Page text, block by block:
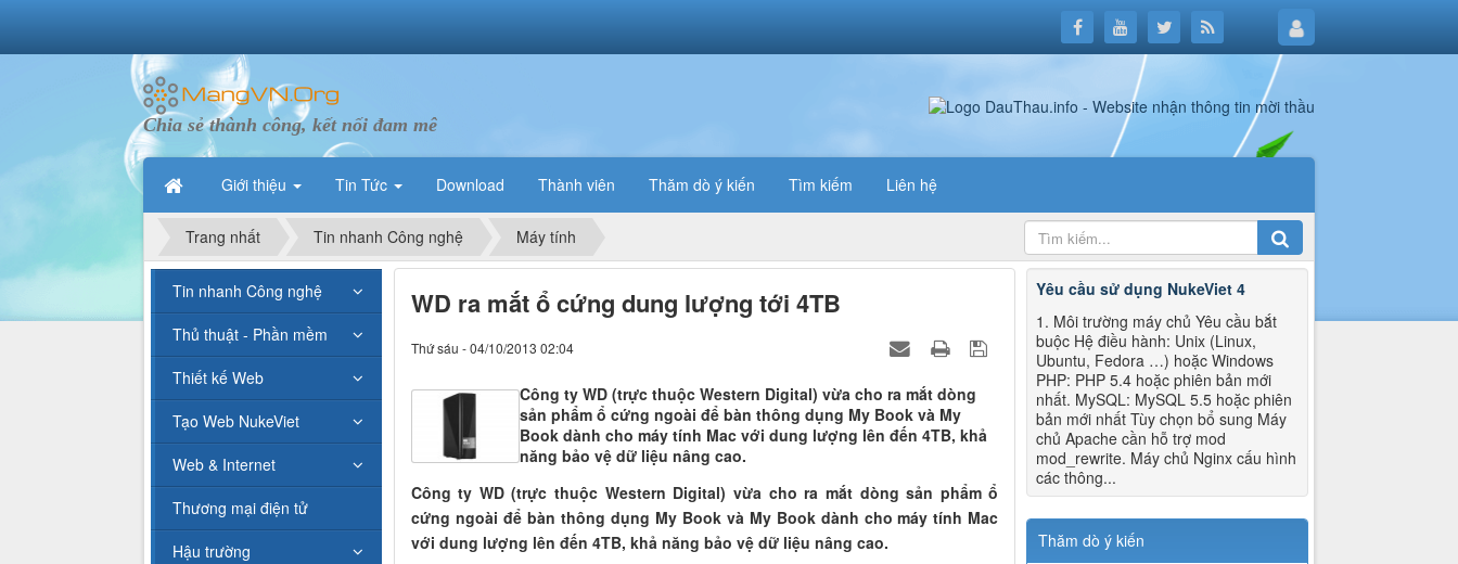
Chia sẻ thành công, kết nối đam mê
Giới thiệu Tin Tức Download Thành viên Thăm dò ý kiến Tìm kiếm Liên hệ
Trang nhất Tin nhanh Công nghệ Máy tính
WD ra mắt ổ cứng dung lượng tới 4TB
Thứ sáu - 04/10/2013 02:04
Công ty WD (trực thuộc Western Digital) vừa cho ra mắt dòng
sản phẩm ổ cứng ngoài để bàn thông dụng My Book và My
Book dành cho máy tính Mac với dung lượng lên đến 4TB, khả
năng bảo vệ dữ liệu nâng cao.
Công ty WD (trực thuộc Western Digital) vừa cho ra mắt dòng sản phẩm ổ
cứng ngoài để bàn thông dụng My Book và My Book dành cho máy tính Mac
với dung lượng lên đến 4TB, khả năng bảo vệ dữ liệu nâng cao.
Yêu cầu sử dụng NukeViet 4
1. Môi trường máy chủ Yêu cầu bắt
buộc Hệ điều hành: Unix (Linux,
Ubuntu, Fedora …) hoặc Windows
PHP: PHP 5.4 hoặc phiên bản mới
nhất. MySQL: MySQL 5.5 hoặc phiên
bản mới nhất Tùy chọn bổ sung Máy
chủ Apache cần hỗ trợ mod
mod_rewrite. Máy chủ Nginx cấu hình
các thông...
Thăm dò ý kiến
Tin nhanh Công nghệ
Thủ thuật - Phần mềm
Thiết kế Web
Tạo Web NukeViet
Web & Internet
Thương mại điện tử
Hậu trường